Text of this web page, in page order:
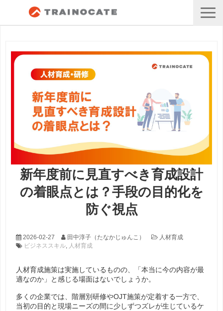
新年度前に見直すべき育成設計
の着眼点とは？手段の目的化を
防ぐ視点
2026-02-27 田中淳子（たなかじゅんこ）
人材育成
ビジネススキル, 人材育成
人材育成施策は実施しているものの、「本当に今の内容が最
適なのか」と感じる場面はないでしょうか。
多くの企業では、階層別研修やOJT施策が定着する一方で、
当初の目的と現場ニーズの間に少しずつズレが生じているケ